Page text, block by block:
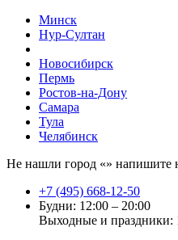
Минск
Нур-Султан
Новосибирск
Пермь
Ростов-на-Дону
Самара
Тула
Челябинск
Не нашли город «» напишите
+7 (495) 668-12-50
Будни: 12:00 – 20:00
Выходные и праздники: